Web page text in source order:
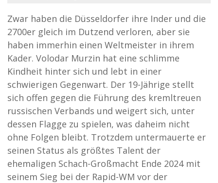
Zwar haben die Düsseldorfer ihre Inder und die
2700er gleich im Dutzend verloren, aber sie
haben immerhin einen Weltmeister in ihrem
Kader. Volodar Murzin hat eine schlimme
Kindheit hinter sich und lebt in einer
schwierigen Gegenwart. Der 19-Jährige stellt
sich offen gegen die Führung des kremltreuen
russischen Verbands und weigert sich, unter
dessen Flagge zu spielen, was daheim nicht
ohne Folgen bleibt. Trotzdem untermauerte er
seinen Status als größtes Talent der
ehemaligen Schach-Großmacht Ende 2024 mit
seinem Sieg bei der Rapid-WM vor der